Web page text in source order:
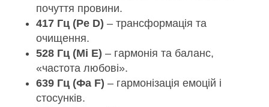
почуття провини.
417 Гц (Ре D) – трансформація та
очищення.
528 Гц (Мі E) – гармонія та баланс,
«частота любові».
639 Гц (Фа F) – гармонізація емоцій і
стосунків.